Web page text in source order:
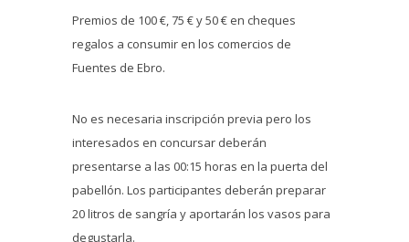
Premios de 100 €, 75 € y 50 € en cheques
regalos a consumir en los comercios de
Fuentes de Ebro.
No es necesaria inscripción previa pero los
interesados en concursar deberán
presentarse a las 00:15 horas en la puerta del
pabellón. Los participantes deberán preparar
20 litros de sangría y aportarán los vasos para
degustarla.